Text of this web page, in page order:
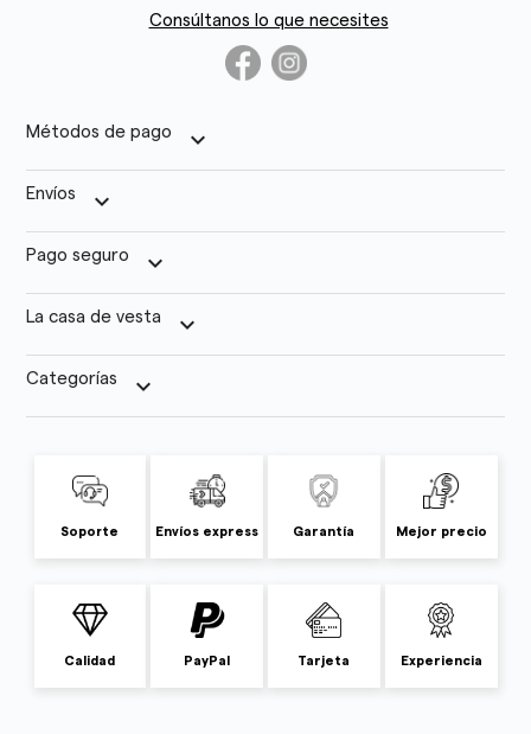
Consúltanos lo que necesites
Métodos de pago keyboard_arrow_down
Envíos keyboard_arrow_down
Pago seguro keyboard_arrow_down
La casa de vesta keyboard_arrow_down
Categorías keyboard_arrow_down
Soporte Envíos express Garantía Mejor precio
Calidad PayPal Tarjeta Experiencia